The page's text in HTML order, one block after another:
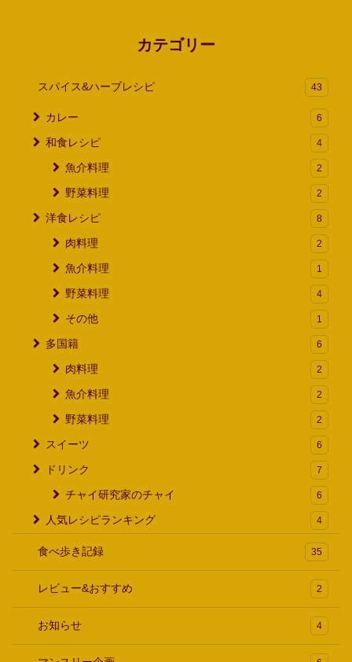
カテゴリー
スパイス&ハーブレシピ 43
カレー 6
和食レシピ 4
魚介料理 2
野菜料理 2
洋食レシピ 8
肉料理 2
魚介料理 1
野菜料理 4
その他 1
多国籍 6
肉料理 2
魚介料理 2
野菜料理 2
スイーツ 6
ドリンク 7
チャイ研究家のチャイ 6
人気レシピランキング 4
食べ歩き記録 35
レビュー&おすすめ 2
お知らせ 4